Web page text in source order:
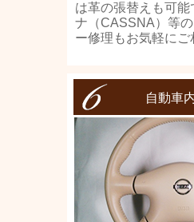
は革の張替えも可
ナ（CASSNA）等
ー修理もお気軽にご
自動車